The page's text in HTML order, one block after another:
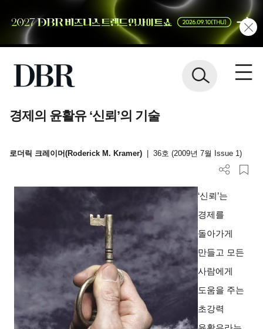
경제의 윤활유 ‘신뢰’의 기술
로더릭 크레이머(Roderick M. Kramer) 36호 (2009년 7월 Issue 1)
‘신뢰’는
경제를
돌아가게
만들고 모든
사람에게
도움을 주는
초강력